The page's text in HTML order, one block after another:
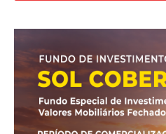
A Empresa
Sobre nós
Diretrizes Editoriais
Política de Privacidade
Contactos